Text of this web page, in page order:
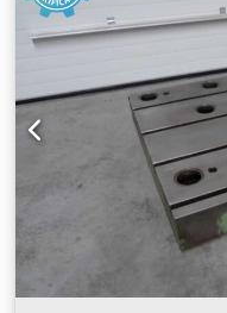
máx. 50 min⁻¹ Peso de
requerido aprox. 20,7 x
5 / W15x15000 -
2009 / 2012: Dkedjwtrz
control a Sinumerik
engranajes, incl.
Montaje de freno de
eléctrica Modificación
de rodillos cilíndricos /
de control y de